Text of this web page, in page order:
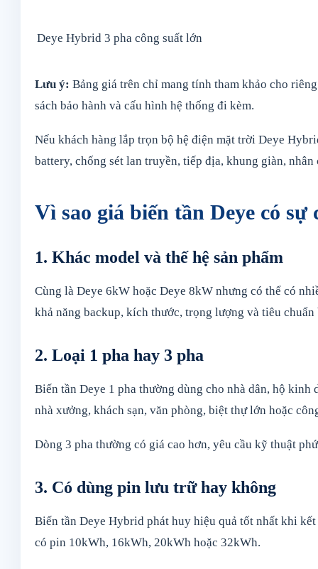
Deye Hybrid 3 pha công suất lớn
Lưu ý: Bảng giá trên chỉ mang tính tham khảo cho
sách bảo hành và cấu hình hệ thống đi kèm.
Nếu khách hàng lắp trọn bộ hệ điện mặt trời Deye
battery, chống sét lan truyền, tiếp địa, khung giàn,
Vì sao giá biến tần Deye có sự
1. Khác model và thế hệ sản phẩm
Cùng là Deye 6kW hoặc Deye 8kW nhưng có thể có
khả năng backup, kích thước, trọng lượng và tiêu
2. Loại 1 pha hay 3 pha
Biến tần Deye 1 pha thường dùng cho nhà dân, hộ
nhà xưởng, khách sạn, văn phòng, biệt thự lớn hoặc
Dòng 3 pha thường có giá cao hơn, yêu cầu kỹ thuật
3. Có dùng pin lưu trữ hay không
Biến tần Deye Hybrid phát huy hiệu quả tốt nhất khi
có pin 10kWh, 16kWh, 20kWh hoặc 32kWh.